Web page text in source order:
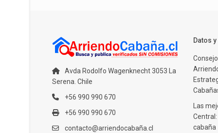
Avda Rodolfo Wagenknecht 3053 La
Serena. Chile
+56 990 990 670
+56 990 990 670
contacto@arriendocabaña.cl
Datos
Las
cabaña